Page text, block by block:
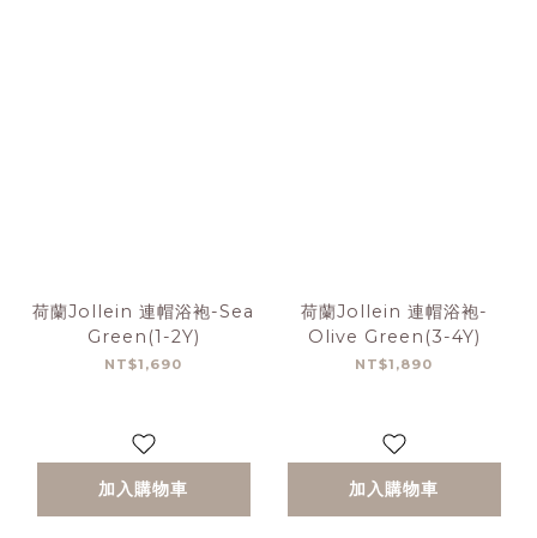
荷蘭Jollein 連帽浴袍-Sea
Green(1-2Y)
NT$1,690
加入購物車
荷蘭Jollein 連帽浴袍-
Olive Green(3-4Y)
NT$1,890
加入購物車